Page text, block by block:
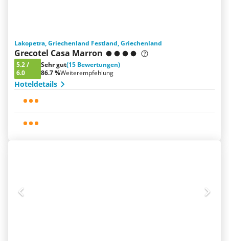
Lakopetra, Griechenland Festland, Griechenland
Grecotel Casa Marron
5.2/
6.0
Sehr gut(15 Bewertungen)
86.7 %Weiterempfehlung
Hoteldetails